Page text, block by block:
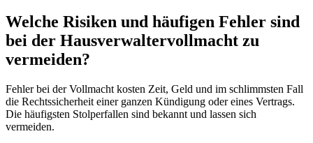
Welche Risiken und häufigen Fehler sind
bei der Hausverwaltervollmacht zu
vermeiden?
Fehler bei der Vollmacht kosten Zeit, Geld und im schlimmsten Fall
die Rechtssicherheit einer ganzen Kündigung oder eines Vertrags.
Die häufigsten Stolperfallen sind bekannt und lassen sich
vermeiden.